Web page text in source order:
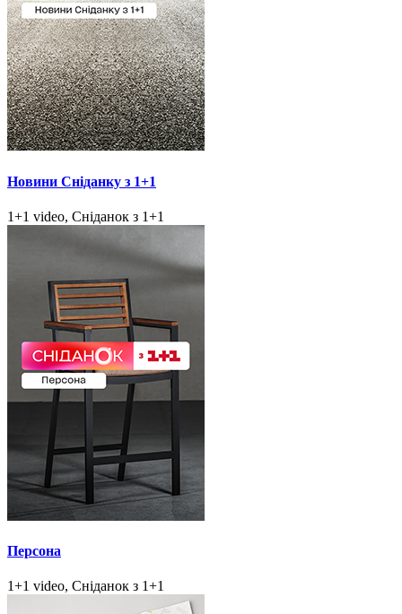
Новини Сніданку з 1+1
1+1 video, Сніданок з 1+1
Персона
1+1 video, Сніданок з 1+1